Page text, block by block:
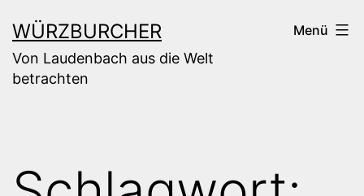
Inhalt
springen
WÜRZBURCHER
Von Laudenbach aus die Welt
betrachten
Menü